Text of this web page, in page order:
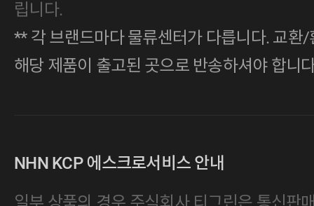
립니다.
** 각 브랜드마다 물류센터가 다릅니다. 교환
해당 제품이 출고된 곳으로 반송하셔야 합니
NHN KCP 에스크로서비스 안내